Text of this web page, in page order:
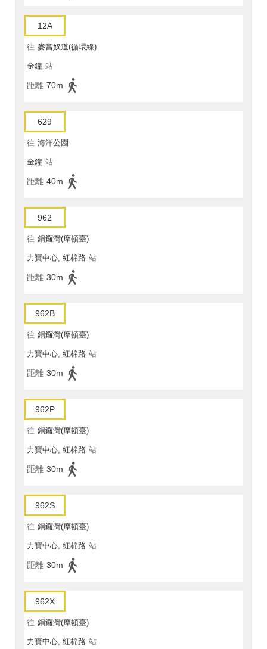
12A
往 麥當奴道(循環線)
金鐘 站
距離 70m
629
往 海洋公園
金鐘 站
距離 40m
962
往 銅鑼灣(摩頓臺)
力寶中心, 紅棉路 站
距離 30m
962B
往 銅鑼灣(摩頓臺)
力寶中心, 紅棉路 站
距離 30m
962P
往 銅鑼灣(摩頓臺)
力寶中心, 紅棉路 站
距離 30m
962S
往 銅鑼灣(摩頓臺)
力寶中心, 紅棉路 站
距離 30m
962X
往 銅鑼灣(摩頓臺)
力寶中心, 紅棉路 站